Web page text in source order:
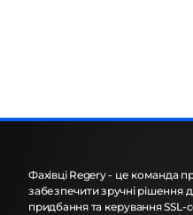
Фахівці Regery - це команда
забезпечити зручні рішення
придбання та керування SSL-